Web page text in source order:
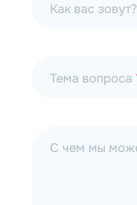
Как вас зовут?
Тема вопроса
С чем мы